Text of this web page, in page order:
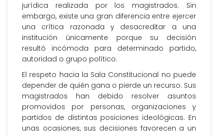
jurídica realizada por los magistrados. Sin
embargo, existe una gran diferencia entre ejercer
una crítica razonada y desacreditar a una
institución únicamente porque su decisión
resultó incómoda para determinado partido,
autoridad o grupo político.
El respeto hacia la Sala Constitucional no puede
depender de quién gana o pierde un recurso. Sus
magistrados han debido resolver asuntos
promovidos por personas, organizaciones y
partidos de distintas posiciones ideológicas. En
unas ocasiones, sus decisiones favorecen a un